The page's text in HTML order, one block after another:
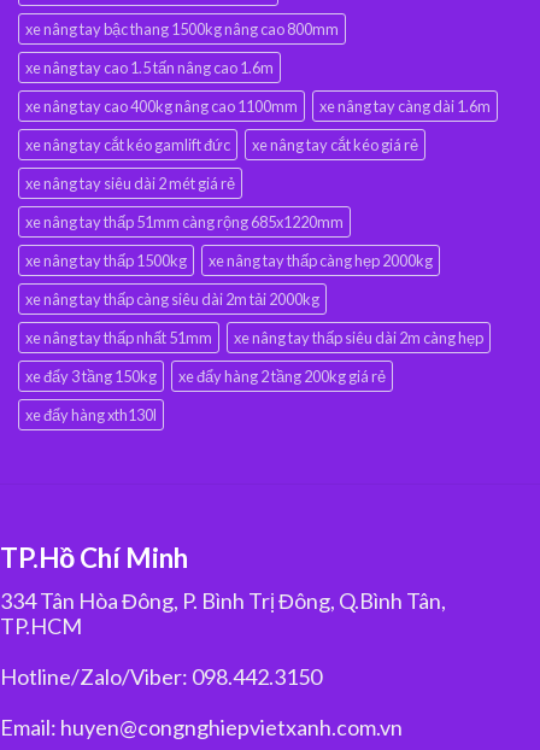
xe nâng tay bậc thang 1500kg nâng cao 800mm
xe nâng tay cao 1.5 tấn nâng cao 1.6m
xe nâng tay cao 400kg nâng cao 1100mm
xe nâng tay càng dài 1.6m
xe nâng tay cắt kéo gamlift đức
xe nâng tay cắt kéo giá rẻ
xe nâng tay siêu dài 2 mét giá rẻ
xe nâng tay thấp 51mm càng rộng 685x1220mm
xe nâng tay thấp 1500kg
xe nâng tay thấp càng hẹp 2000kg
xe nâng tay thấp càng siêu dài 2m tải 2000kg
xe nâng tay thấp nhất 51mm
xe nâng tay thấp siêu dài 2m càng hẹp
xe đẩy 3 tầng 150kg
xe đẩy hàng 2 tầng 200kg giá rẻ
xe đẩy hàng xth130l
TP.Hồ Chí Minh
334 Tân Hòa Đông, P. Bình Trị Đông, Q.Bình Tân,
TP.HCM
Hotline/Zalo/Viber: 098.442.3150
Email: huyen@congnghiepvietxanh.com.vn